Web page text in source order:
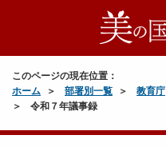
このページの現在位置：
ホーム
部署別一覧 教育庁
令和７年議事録